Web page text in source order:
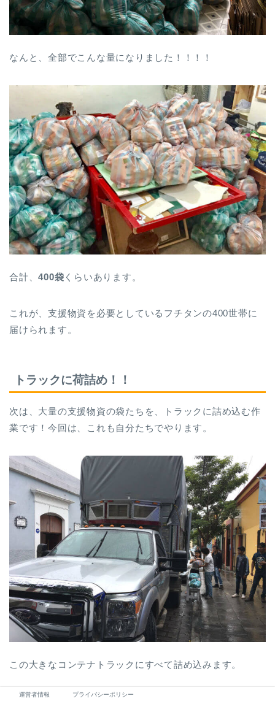
なんと、全部でこんな量になりました！！！！
合計、400袋 くらいあります。
これが、支援物資を必要としているフチタンの400世帯に
届けられます。
トラックに荷詰め！！
次は、大量の支援物資の袋たちを、トラックに詰め込む作
業です！今回は、これも自分たちでやります。
この大きなコンテナトラックにすべて詰め込みます。
雨が降りだしたので、効率よく作業を進めます！
運営者情報 プライバシーポリシー